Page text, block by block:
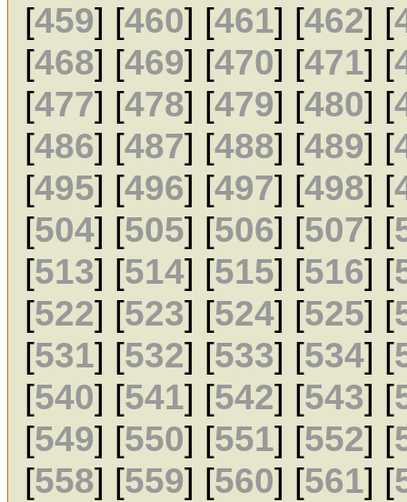
[459] [460] [461] [462] [
[468] [469] [470] [471] [
[477] [478] [479] [480] [
[486] [487] [488] [489] [
[495] [496] [497] [498] [
[504] [505] [506] [507] [
[513] [514] [515] [516] [
[522] [523] [524] [525] [
[531] [532] [533] [534] [
[540] [541] [542] [543] [
[549] [550] [551] [552] [
[558] [559] [560] [561] [